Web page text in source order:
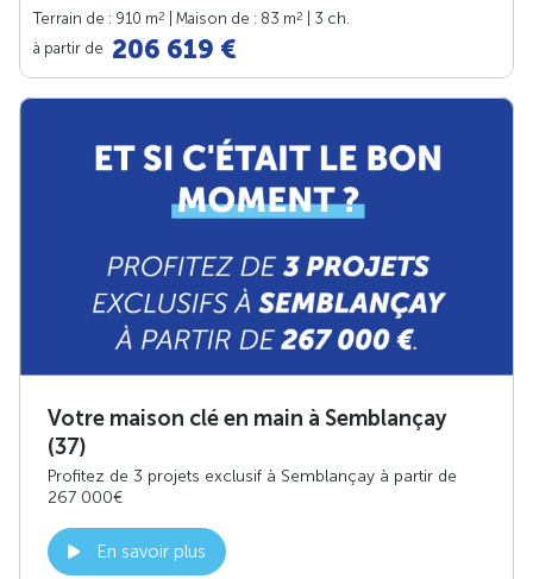
Terrain de : 910 m2 | Maison de : 83 m2
| 3 ch.
à partir de 206 619 €
Votre maison clé en main à Semblançay
(37)
Profitez de 3 projets exclusif à Semblançay à partir de
267 000€
En savoir plus